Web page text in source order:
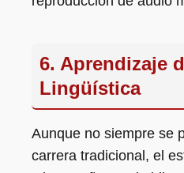
6. Aprendizaje
Lingüística
Aunque no siempre se
carrera tradicional, el